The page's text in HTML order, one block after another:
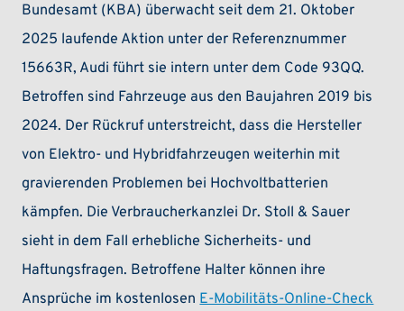
Bundesamt (KBA) überwacht seit dem 21. Oktober
2025 laufende Aktion unter der Referenznummer
15663R, Audi führt sie intern unter dem Code 93QQ.
Betroffen sind Fahrzeuge aus den Baujahren 2019 bis
2024. Der Rückruf unterstreicht, dass die Hersteller
von Elektro- und Hybridfahrzeugen weiterhin mit
gravierenden Problemen bei Hochvoltbatterien
kämpfen. Die Verbraucherkanzlei Dr. Stoll & Sauer
sieht in dem Fall erhebliche Sicherheits- und
Haftungsfragen. Betroffene Halter können ihre
Ansprüche im kostenlosen E-Mobilitäts-Online-Check